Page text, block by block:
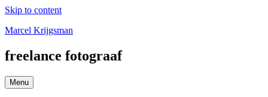
Skip to content
Marcel Krijgsman
freelance fotograaf
Menu